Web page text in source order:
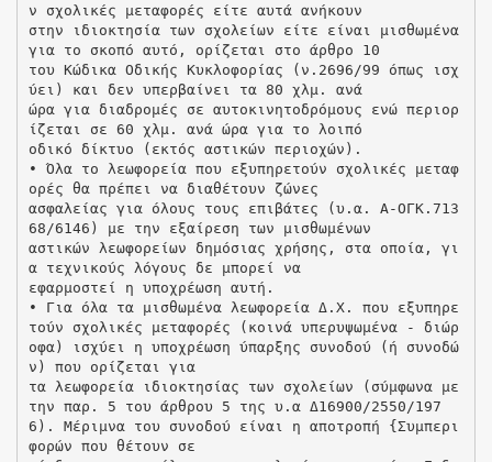
ν σχολικές μεταφορές είτε αυτά ανήκουν
στην ιδιοκτησία των σχολείων είτε είναι μισθωμένα
για το σκοπό αυτό, ορίζεται στο άρθρο 10
του Κώδικα Οδικής Κυκλοφορίας (ν.2696/99 όπως ισχ
ύει) και δεν υπερβαίνει τα 80 χλμ. ανά
ώρα για διαδρομές σε αυτοκινητοδρόμους ενώ περιορ
ίζεται σε 60 χλμ. ανά ώρα για το λοιπό
οδικό δίκτυο (εκτός αστικών περιοχών).
• Όλα το λεωφορεία που εξυπηρετούν σχολικές μεταφ
ορές θα πρέπει να διαθέτουν ζώνες
ασφαλείας για όλους τους επιβάτες (υ.α. Α-ΟΓΚ.713
68/6146) με την εξαίρεση των μισθωμένων
αστικών λεωφορείων δημόσιας χρήσης, στα οποία, γι
α τεχνικούς λόγους δε μπορεί να
εφαρμοστεί η υποχρέωση αυτή.
• Για όλα τα μισθωμένα λεωφορεία Δ.Χ. που εξυπηρε
τούν σχολικές μεταφορές (κοινά υπερυψωμένα - διώρ
οφα) ισχύει η υποχρέωση ύπαρξης συνοδού (ή συνοδώ
ν) που ορίζεται για
τα λεωφορεία ιδιοκτησίας των σχολείων (σύμφωνα με
την παρ. 5 του άρθρου 5 της υ.α Δ16900/2550/197
6). Μέριμνα του συνοδού είναι η αποτροπή {Συμπερι
φορών που θέτουν σε